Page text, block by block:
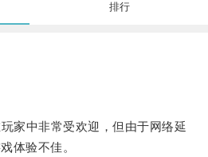
排行
中非常受欢迎，但由于网络延
体验不佳。